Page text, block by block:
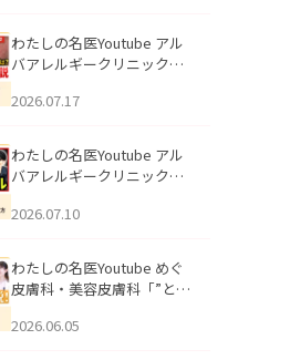
公開いたしました。
わたしの名医Youtube アル
バアレルギークリニック札
跡にVビームは効く？向いて
説」を公開いたしました。
2026.07.17
わたしの名医Youtube アル
バアレルギークリニック札
医師が明かす副作用・リバ
公開いたしました。
2026.07.10
わたしの名医Youtube めぐ
皮膚科・美容皮膚科「”とお
ッズの肌悩みに本気で答え
2026.06.05